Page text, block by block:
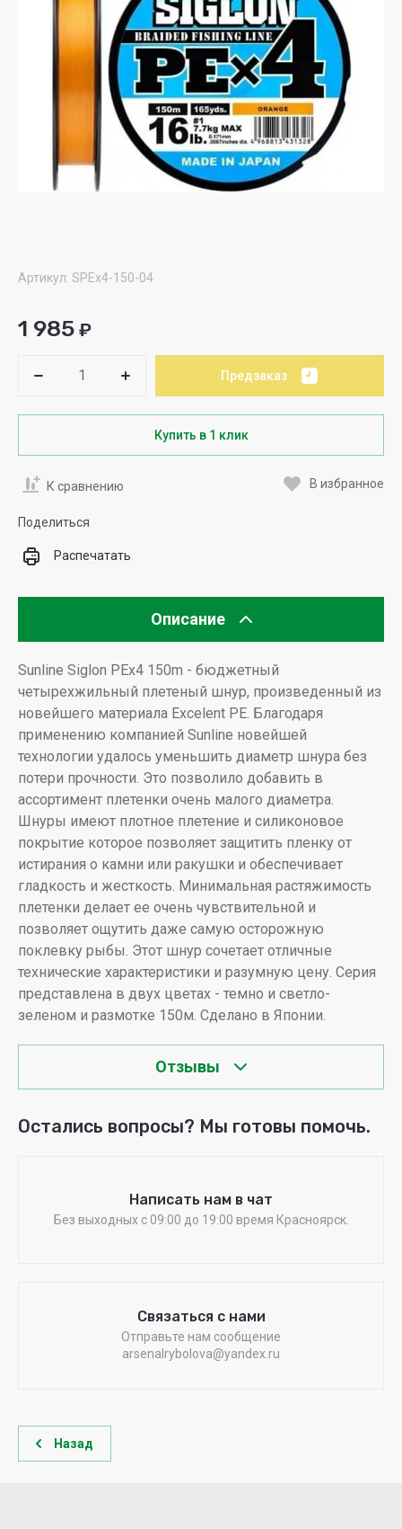
Артикул: SPEx4-150-04
1 985 ₽
Предзаказ
Купить в 1 клик
К сравнению В избранное
Поделиться
Распечатать
Описание
Sunline Siglon PEx4 150m - бюджетный
четырехжильный плетеный шнур, произведенный из
новейшего материала Excelent PE. Благодаря
применению компанией Sunline новейшей
технологии удалось уменьшить диаметр шнура без
потери прочности. Это позволило добавить в
ассортимент плетенки очень малого диаметра.
Шнуры имеют плотное плетение и силиконовое
покрытие которое позволяет защитить пленку от
истирания о камни или ракушки и обеспечивает
гладкость и жесткость. Минимальная растяжимость
плетенки делает ее очень чувствительной и
позволяет ощутить даже самую осторожную
поклевку рыбы. Этот шнур сочетает отличные
технические характеристики и разумную цену. Серия
представлена в двух цветах - темно и светло-
зеленом и размотке 150м. Сделано в Японии.
Отзывы
Остались вопросы? Мы готовы помочь.
Написать нам в чат
Без выходных c 09:00 до 19:00 время Красноярск.
Связаться с нами
Отправьте нам сообщение
arsenalrybolova@yandex.ru
Назад